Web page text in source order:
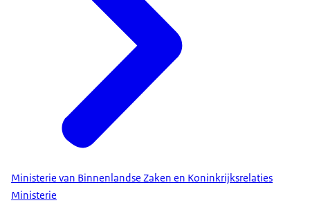
Ministerie van Binnenlandse Zaken en Koninkrijksrelaties
Ministerie